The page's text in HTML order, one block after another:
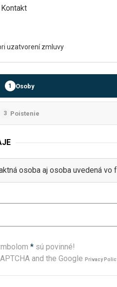
Kontakt
uzatvorení zmluvy
1 Osoby
3 Poistenie
osoba aj osoba uvedená vo
* sú povinné!
and the Google
Privacy